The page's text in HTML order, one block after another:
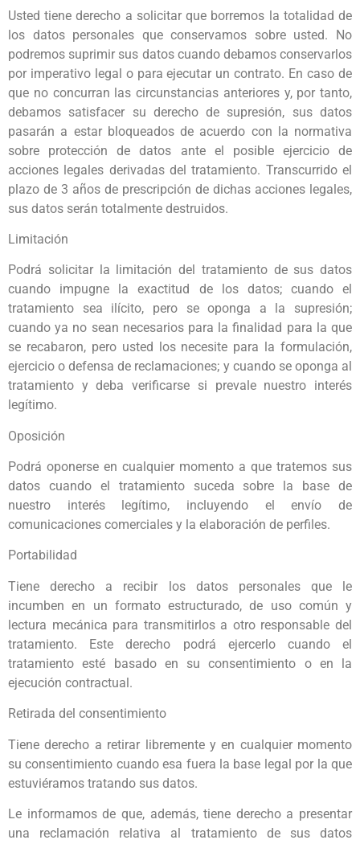
Usted tiene derecho a solicitar que borremos la totalidad de
los datos personales que conservamos sobre usted. No
podremos suprimir sus datos cuando debamos conservarlos
por imperativo legal o para ejecutar un contrato. En caso de
que no concurran las circunstancias anteriores y, por tanto,
debamos satisfacer su derecho de supresión, sus datos
pasarán a estar bloqueados de acuerdo con la normativa
sobre protección de datos ante el posible ejercicio de
acciones legales derivadas del tratamiento. Transcurrido el
plazo de 3 años de prescripción de dichas acciones legales,
sus datos serán totalmente destruidos.
Limitación
Podrá solicitar la limitación del tratamiento de sus datos
cuando impugne la exactitud de los datos; cuando el
tratamiento sea ilícito, pero se oponga a la supresión;
cuando ya no sean necesarios para la finalidad para la que
se recabaron, pero usted los necesite para la formulación,
ejercicio o defensa de reclamaciones; y cuando se oponga al
tratamiento y deba verificarse si prevale nuestro interés
legítimo.
Oposición
Podrá oponerse en cualquier momento a que tratemos sus
datos cuando el tratamiento suceda sobre la base de
nuestro interés legítimo, incluyendo el envío de
comunicaciones comerciales y la elaboración de perfiles.
Portabilidad
Tiene derecho a recibir los datos personales que le
incumben en un formato estructurado, de uso común y
lectura mecánica para transmitirlos a otro responsable del
tratamiento. Este derecho podrá ejercerlo cuando el
tratamiento esté basado en su consentimiento o en la
ejecución contractual.
Retirada del consentimiento
Tiene derecho a retirar libremente y en cualquier momento
su consentimiento cuando esa fuera la base legal por la que
estuviéramos tratando sus datos.
Le informamos de que, además, tiene derecho a presentar
una reclamación relativa al tratamiento de sus datos